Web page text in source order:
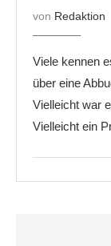
von Redaktion
Viele kennen
über eine
Vielleicht war
Vielleicht ein